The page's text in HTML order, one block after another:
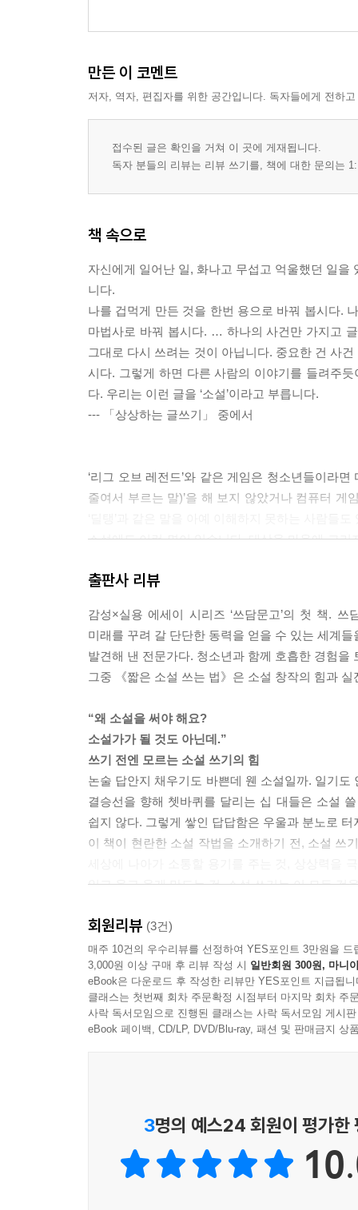
만든 이 코멘트
저자, 역자, 편집자를 위한 공간입니다. 독자들에게 전하
접수된 글은 확인을 거쳐 이 곳에 게재됩니다.
독자 분들의 리뷰는 리뷰 쓰기를, 책에 대한 문의는
책 속으로
자신에게 일어난 일, 화나고 무섭고 억울했던 일
니다.
나를 겁먹게 만든 것을 한번 용으로 바꿔 봅시다.
마법사로 바꿔 봅시다. … 하나의 사건만 가지고
그대로 다시 쓰려는 것이 아닙니다. 중요한 건 사
시다. 그렇게 하면 다른 사람의 이야기를 들려주
다. 우리는 이런 글을 ‘소설’이라고 부릅니다.
--- 「상상하는 글쓰기」 중에서
‘리그 오브 레전드’와 같은 게임은 청소년들이라
줄여서 부르는 말)’을 해 보지 않았거나 컴퓨터 게
소설에도 이런 면이 있습니다. 대상을 마음에 그
해 가능하고 남에게는 호환되지 않는 글이 되고 마
이런 놀이를 해 본 적이 있나요?
가을이라는 말에서 시작해 코끼리로 자연스럽게
저는 이렇게 생각해 봤습니다.
가을 - 소풍 - 동물원 - 코끼리
다른 건 없을까요?
이런 연상을 놓고 다음과 같이 글을 시작할 수도 있
코끼리를 보면 나는 가을날이 떠오른다. 코끼리가
떠오른다.
--- 「아이디어는 어디에서 올까?: 발상」 중에서
“아, 그게… 오늘은 좀 어려웠어.”
출판사 리뷰
감성×실용 에세이 시리즈 ‘쓰담문고’의 첫 책.
미래를 꾸려 갈 단단한 동력을 얻을 수 있는 세계
발견해 낸 전문가다. 청소년과 함께 호흡한 경험
그중 《짧은 소설 쓰는 법》은 소설 창작의 힘과
“왜 소설을 써야 해요?
소설가가 될 것도 아닌데.”
쓰기 전엔 모르는 소설 쓰기의 힘
논술 답안지 채우기도 바쁜데 웬 소설일까. 일기
결승선을 향해 쳇바퀴를 달리는 십 대들은 소설
쉽지 않다. 그렇게 쌓인 답답함은 우울과 분노로 터
이 책이 현란한 소설 작법을 소개하기 전, 소설 쓰
읽고 울고 웃게 만드는 것. 소설 쓰기는 이 모든 것
“쓸 말이 없어요. 소설은 아무나 쓰나요?”
글쓰기부터 두려운 십 대를 위한
짧고 쉬운 소설 쓰기 안내서
저자 이문영은 소설가이자 여러 베스트셀러를
소개한다.
어떤 소설을 쓰느냐에 따라 전부 다른 작법이 필
소설가이자 베스트셀러 장르소설 출판사의
편집자가 알려 주는 소설 작법의 기본
회원리뷰 (3건)
매주 10건의 우수리뷰를 선정하여 YES포인트 3만원을 드
3,000원 이상 구매 후 리뷰 작성 시 일반회원 300원, 마니
eBook은 다운로드 후 작성한 리뷰만 YES포인트 지급됩니
클래스는 첫번째 회차 주문확정 시점부터 마지막 회차 주
사락 독서모임으로 진행된 클래스는 사락 독서모임 게시
eBook 페이백, CD/LP, DVD/Blu-ray, 패션 및 판매금지 상
3명의 예스24 회원이 평가한